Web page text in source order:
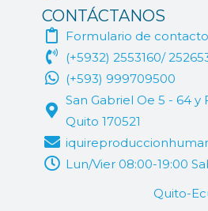
CONTÁCTANOS
Formulario de contacto
(+5932) 2553160/
(+593) 999709500
San Gabriel Oe 5 - 64 y
Quito 170521
Lun/Vier 08:00-19:00
Quito-